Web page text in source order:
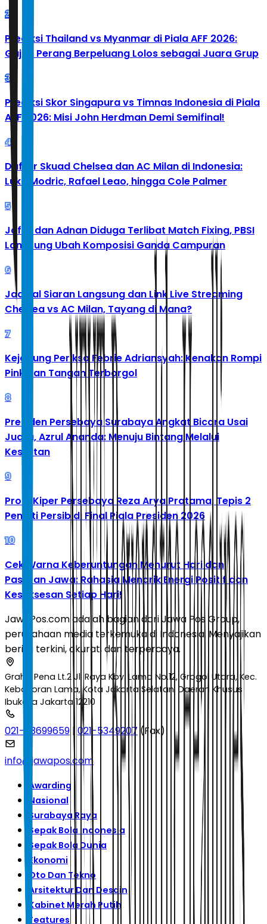
2
Prediksi Thailand vs Myanmar di Piala AFF 2026:
Gajah Perang Berpeluang Lolos sebagai Juara Grup
3
Prediksi Skor Singapura vs Timnas Indonesia di Piala
AFF 2026: Misi John Herdman Demi Semifinal!
4
Daftar Skuad Chelsea dan AC Milan di Indonesia:
Luka Modric, Rafael Leao, hingga Cole Palmer
5
Jafar dan Adnan Diduga Terlibat Match Fixing, PBSI
Langsung Ubah Komposisi Ganda Campuran
6
Jadwal Siaran Langsung dan Link Live Streaming
Chelsea vs AC Milan, Tayang di Mana?
7
Kejagung Periksa Febrie Adriansyah: Kenakan Rompi
Pink dan Tangan Terborgol
8
Presiden Persebaya Surabaya Angkat Bicara Usai
Juara, Azrul Ananda: Menuju Bintang Melalui
Kesulitan
9
Profil Kiper Persebaya Reza Arya Pratama, Tepis 2
Penalti Persib di Final Piala Presiden 2026
10
Cek Warna Keberuntungan Menurut Hari dan
Pasaran Jawa: Rahasia Menarik Energi Positif dan
Kesuksesan Setiap Hari!
JawaPos.com adalah bagian dari Jawa Pos Group,
perusahaan media terkemuka di Indonesia. Menyajikan
berita terkini, akurat, dan terpercaya.
Graha Pena Lt.2 Jl. Raya Kby. Lama No.12, Grogol Utara, Kec.
Kebayoran Lama, Kota Jakarta Selatan, Daerah Khusus
Ibukota Jakarta 12210
021-53699659 | 021-5349207 (Fax)
info@jawapos.com
Awarding
Nasional
Surabaya Raya
Sepak Bola Indonesia
Sepak Bola Dunia
Ekonomi
Oto Dan Tekno
Arsitektur Dan Desain
Kabinet Merah Putih
Features